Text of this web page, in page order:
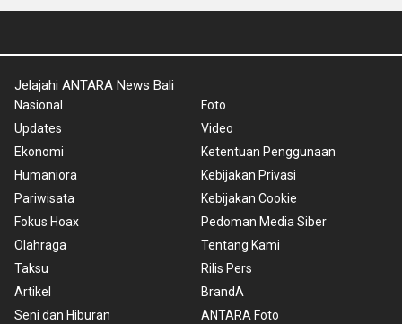
Jelajahi ANTARA News Bali
Nasional
Updates
Ekonomi
Humaniora
Pariwisata
Fokus Hoax
Olahraga
Taksu
Artikel
Seni dan Hiburan
Foto
Video
Ketentuan Penggunaan
Kebijakan Privasi
Kebijakan Cookie
Pedoman Media Siber
Tentang Kami
Rilis Pers
BrandA
ANTARA Foto